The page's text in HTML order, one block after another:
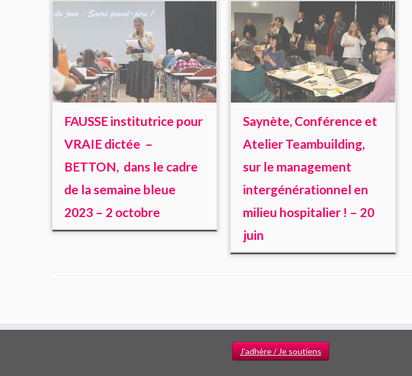
FAUSSE institutrice pour
VRAIE dictée –
BETTON, dans le cadre
de la semaine bleue
2023 – 2 octobre
Saynète, Conférence et
Atelier Teambuilding,
sur le management
intergénérationnel en
milieu hospitalier ! – 20
juin
J'adhère / Je soutiens